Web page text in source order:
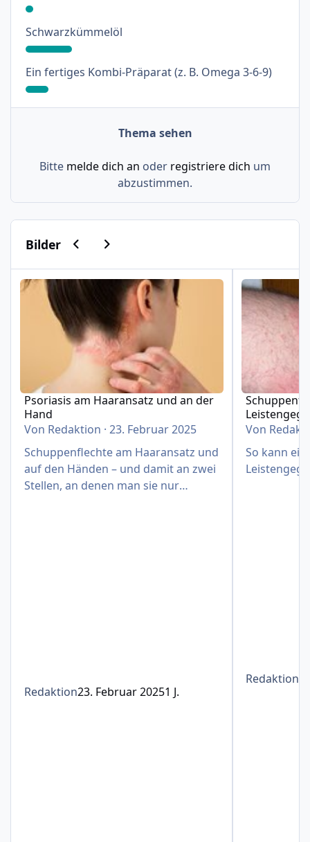
Schwarzkümmelöl: 18%
Ein fertiges Kombi-Präparat (z. B. Omega 3-6-9): 9%
Thema sehen
Bitte melde dich an oder registriere dich um
abzustimmen.
BilderVorherige Karussell-Folie
Nächste Karussell-Folie
Psoriasis am Haaransatz und an der Hand
Psoriasis am Haaransatz und an der
Hand
Von Redaktion ·23. Februar 2025
Schuppenflechte am Haaransatz und
auf den Händen – und damit an zwei
Stellen, an denen man sie nur
Redaktion23. Februar 20251 J.
Von
So kann
Redaktion